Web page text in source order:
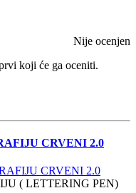
Nije ocenjen
koji će ga oceniti.
CRVENI 2.0